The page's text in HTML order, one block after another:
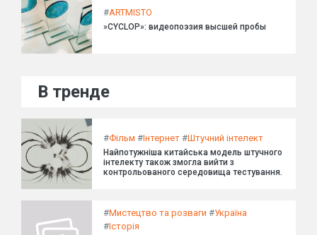
#ARTMISTO
»CYCLOP»: видеопоэзия высшей пробы
В тренде
#Фільм #Інтернет #Штучний інтелект
Найпотужніша китайська модель штучного
інтелекту також змогла вийти з
контрольованого середовища тестування.
#Мистецтво та розваги #Україна
#Історія